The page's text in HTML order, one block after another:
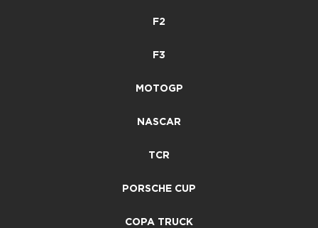
F2
F3
MOTOGP
NASCAR
TCR
PORSCHE CUP
COPA TRUCK